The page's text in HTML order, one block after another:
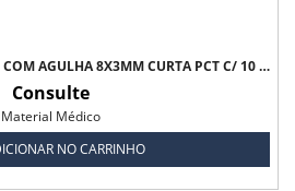
SERINGA INSULINA 100 UI COM AGULHA 8X3MM CURTA PCT C/ 10 UNI ULTRA FINE - BD
Consulte
Material Médico
NO CARRINHO